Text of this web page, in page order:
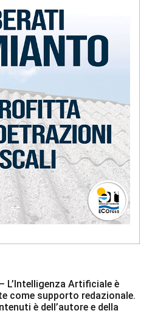
– L’Intelligenza Artificiale è
come supporto redazionale.
è dell’autore e della